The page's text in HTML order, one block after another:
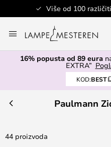
Više od 100
to
Content
16% popusta od 89 eura
EXTRA”
KOD:BEST
Paulmann
44 proizvoda